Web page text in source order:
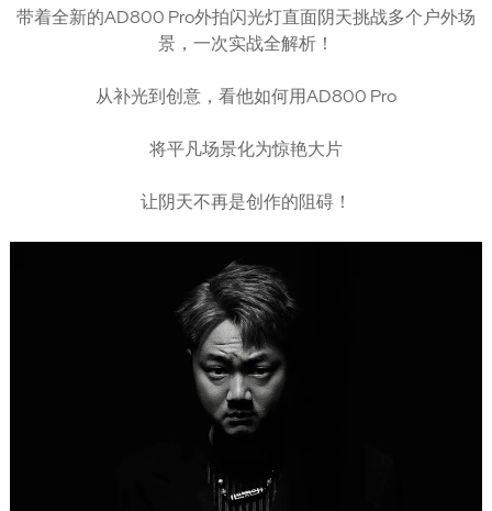
带着全新的AD800 Pro外拍闪光灯直面阴天挑战多个户外场
景，一次实战全解析！
从补光到创意，看他如何用AD800 Pro
将平凡场景化为惊艳大片
让阴天不再是创作的阻碍！